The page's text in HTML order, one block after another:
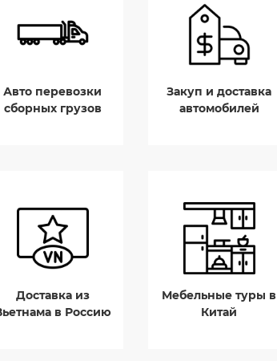
Авто перевозки
сборных грузов
Закуп и доставка
автомобилей
Доставка из
в Россию
Мебельные туры в
Китай